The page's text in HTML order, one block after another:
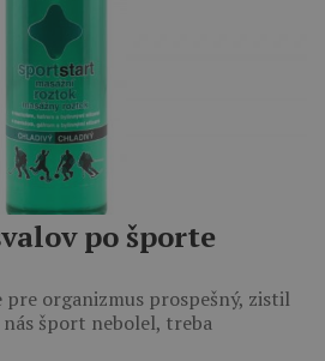
po športe
organizmus prospešný, zistil
nás šport nebolel, treba